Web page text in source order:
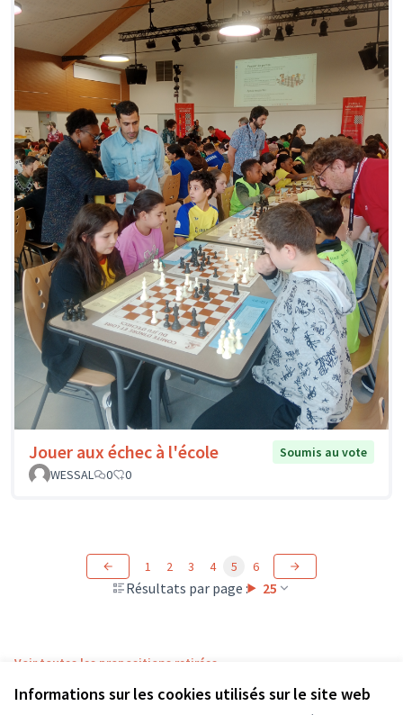
Informations sur les cookies utilisés sur le site web
Jouer aux échec à l'école
Soumis au vote
WESSAL
0 0
Résultats par page : 25
1 2 3 4 5 6
Voir toutes les propositions retirées